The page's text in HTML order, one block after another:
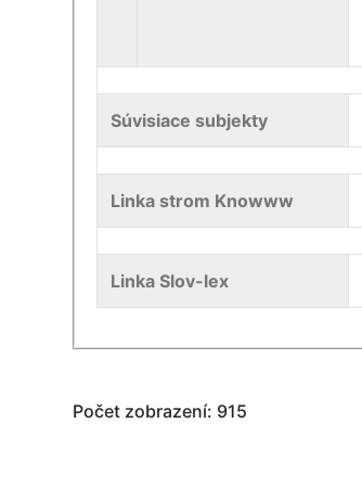
Súvisiace subjekty
Linka strom Knowww
Linka Slov-lex
Počet zobrazení: 915